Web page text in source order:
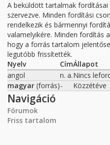
A beküldött tartalmak
szervezve. Minden fordítási
rendelkezik és bármennyi
valamelyikére. Minden fordítás
hogy a forrás tartalom
legutóbb frissítették.
Nyelv
CímÁllapot
angol
n. a.Nincs
magyar (forrás)- Közzétéve
Navigáció
Fórumok
Friss tartalom